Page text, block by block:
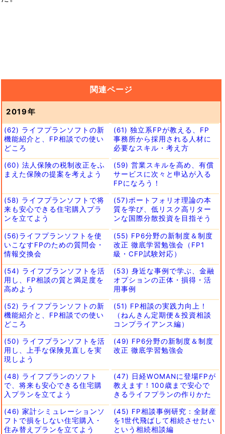
関連ページ
2019年
(62) ライフプランソフトの新
機能紹介と、FP相談での使い
どころ
(61) 独立系FPが教える、FP
事務所から採用される人材に
必要なスキル・考え方
(60) 法人保険の税制改正をふ
まえた保険の提案を考えよう
(59) 営業スキルを高め、有償
サービスに次々と申込が入る
FPになろう！
(58) ライフプランソフトで将
来も安心できる住宅購入プラ
ンを立てよう
(57)ポートフォリオ理論の本
質を学び、低リスク高リター
ンな国際分散投資を目指そう
(56)ライフプランソフトを使
いこなすFPのための質問会・
情報交換会
(55) FP6分野の新制度＆制度
改正 徹底学習勉強会（FP1
級・CFP試験対応）
(54) ライフプランソフトを活
用し、FP相談の質と満足度を
高めよう
(53) 身近な事例で学ぶ、金融
オプションの正体・損得・活
用事例
(52) ライフプランソフトの新
機能紹介と、FP相談での使い
どころ
(51) FP相談の実践力向上！
（ねんきん定期便＆投資相談
コンプライアンス編）
(50) ライフプランソフトを活
用し、上手な保険見直しを実
現しよう
(49) FP6分野の新制度＆制度
改正 徹底学習勉強会
(48) ライフプランのソフト
で、将来も安心できる住宅購
入プランを立てよう
(47) 日経WOMANに登場FPが
教えます！100歳まで安心で
きるライフプランの作りかた
(46) 家計シミュレーションソ
フトで損をしない住宅購入・
住み替えプランを立てよう
(45) FP相談事例研究：全財産
を1世代飛ばして相続させたい
という相続相談編